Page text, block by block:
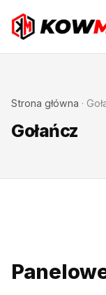
Strona główna ·
Gołańcz